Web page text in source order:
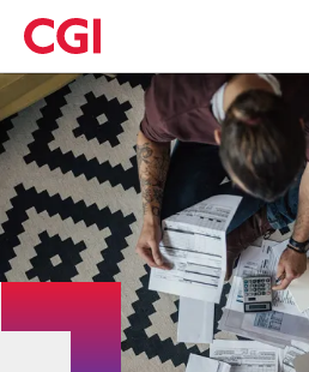
Skip
to
main
content